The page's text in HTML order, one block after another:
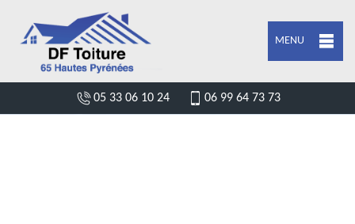
MENU
05 33 06 10 24 06 99 64 73 73